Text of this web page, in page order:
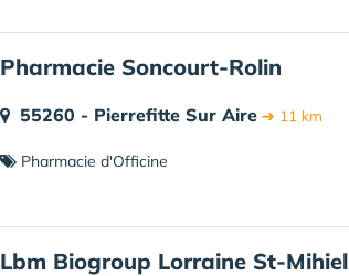
Pharmacie Soncourt-Rolin
55260 - Pierrefitte Sur Aire ➔ 11 km
Pharmacie d'Officine
Lbm Biogroup Lorraine St-Mihiel